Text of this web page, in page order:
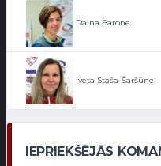
Daina Barone
Iveta Staša-Šaršūne
IEPRIEKŠĒJĀS